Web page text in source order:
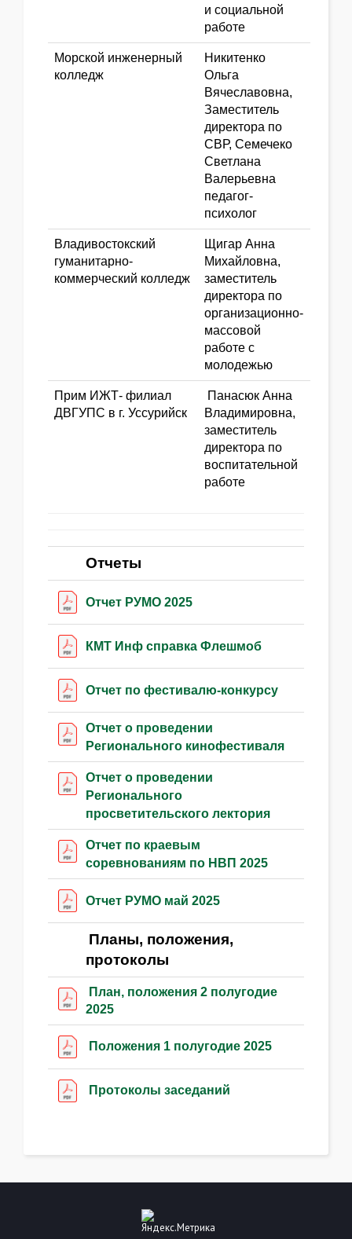
и социальной
работе
Морской инженерный
колледж
Никитенко
Ольга
Вячеславовна,
Заместитель
директора по
СВР, Семечеко
Светлана
Валерьевна
педагог-
психолог
Владивостокский
гуманитарно-
коммерческий колледж
Щигар Анна
Михайловна,
заместитель
директора по
организационно-
массовой
работе с
молодежью
Прим ИЖТ- филиал
ДВГУПС в г. Уссурийск
Панасюк Анна
Владимировна,
заместитель
директора по
воспитательной
работе
Отчеты
Отчет РУМО 2025
КМТ Инф справка Флешмоб
Отчет по фестивалю-конкурсу
Отчет о проведении
Регионального кинофестиваля
Отчет о проведении
Регионального
просветительского лектория
Отчет по краевым
соревнованиям по НВП 2025
Отчет РУМО май 2025
Планы, положения,
протоколы
План, положения 2 полугодие
2025
Положения 1 полугодие 2025
Протоколы заседаний